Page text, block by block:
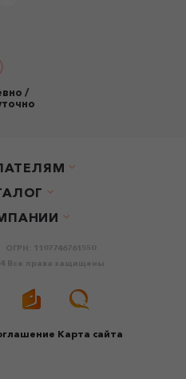
/
Карта сайта
ОГРН: 1107746761550
Все права защищены